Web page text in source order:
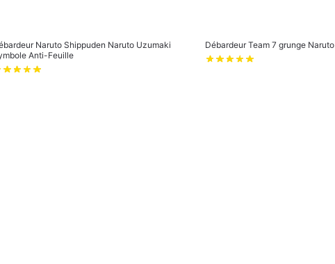
Naruto Shippuden Naruto Uzumaki
Anti-Feuille
Débardeur Team 7 grunge